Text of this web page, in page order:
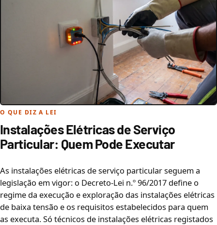
O QUE DIZ A LEI
Instalações Elétricas de Serviço
Particular: Quem Pode Executar
As instalações elétricas de serviço particular seguem a
legislação em vigor: o Decreto-Lei n.º 96/2017 define o
regime da execução e exploração das instalações elétricas
de baixa tensão e os requisitos estabelecidos para quem
as executa. Só técnicos de instalações elétricas registados